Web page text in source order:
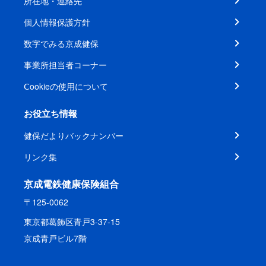
個人情報保護方針
数字でみる京成健保
事業所担当者コーナー
Ⅽookieの使用について
お役立ち情報
健保だよりバックナンバー
リンク集
京成電鉄健康保険組合
〒125-0062
東京都葛飾区青戸3-37-15
京成青戸ビル7階